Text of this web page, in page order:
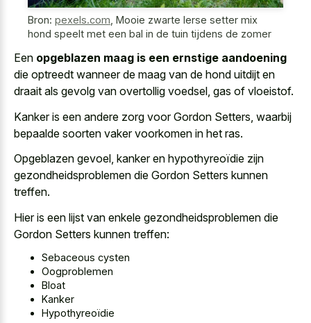
Bron: pexels.com Mooie zwarte Ierse setter mix
hond speelt met een bal in de tuin tijdens de zomer
Een opgeblazen maag is een ernstige aandoening
die optreedt wanneer de maag van de hond uitdijt en
draait als gevolg van overtollig voedsel, gas of vloeistof.
Kanker is een andere zorg voor Gordon Setters, waarbij
bepaalde soorten vaker voorkomen in het ras.
Opgeblazen gevoel, kanker en hypothyreoïdie zijn
gezondheidsproblemen die Gordon Setters kunnen
treffen.
Hier is een lijst van enkele gezondheidsproblemen die
Gordon Setters kunnen treffen:
Sebaceous cysten
Oogproblemen
Bloat
Kanker
Hypothyreoïdie